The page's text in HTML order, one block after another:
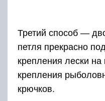
Третий способ —
петля прекрасно
крепления лески на
крепления
крючков.